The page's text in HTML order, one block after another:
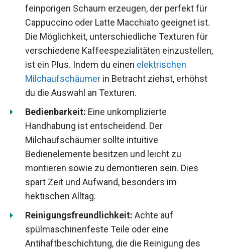
feinporigen Schaum erzeugen, der perfekt für
Cappuccino oder Latte Macchiato geeignet ist.
Die Möglichkeit, unterschiedliche Texturen für
verschiedene Kaffeespezialitäten einzustellen,
ist ein Plus. Indem du einen elektrischen
Milchaufschäumer in Betracht ziehst, erhöhst
du die Auswahl an Texturen.
Bedienbarkeit: Eine unkomplizierte
Handhabung ist entscheidend. Der
Milchaufschäumer sollte intuitive
Bedienelemente besitzen und leicht zu
montieren sowie zu demontieren sein. Dies
spart Zeit und Aufwand, besonders im
hektischen Alltag.
Reinigungsfreundlichkeit: Achte auf
spülmaschinenfeste Teile oder eine
Antihaftbeschichtung, die die Reinigung des